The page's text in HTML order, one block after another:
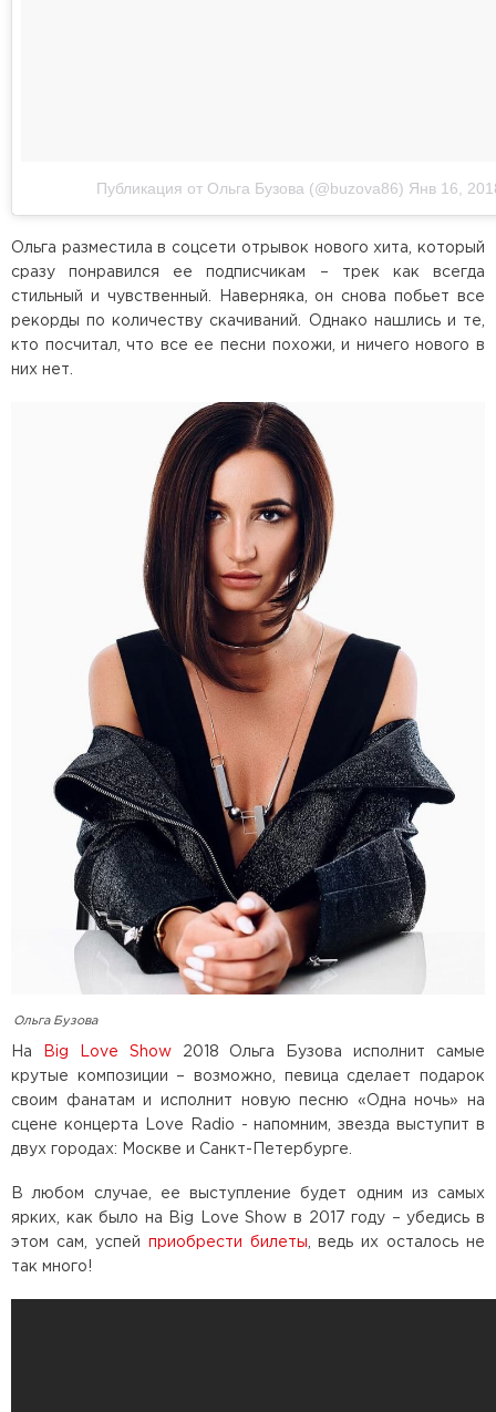
Публикация от Ольга Бузова (@buzova86) Янв 16,
Ольга разместила в соцсети отрывок нового хита, который
сразу понравился ее подписчикам – трек как всегда
стильный и чувственный. Наверняка, он снова побьет все
рекорды по количеству скачиваний. Однако нашлись и те,
кто посчитал, что все ее песни похожи, и ничего нового в
них нет.
Ольга Бузова
На Big Love Show2018 Ольга Бузова исполнит самые
крутые композиции – возможно, певица сделает подарок
своим фанатам и исполнит новую песню «Одна ночь» на
сцене концерта Love Radio - напомним, звезда выступит в
двух городах: Москве и Санкт-Петербурге.
В любом случае, ее выступление будет одним из самых
ярких, как было на Big Love Show в 2017 году – убедись в
этом сам, успей приобрести билеты , ведь их осталось не
так много!